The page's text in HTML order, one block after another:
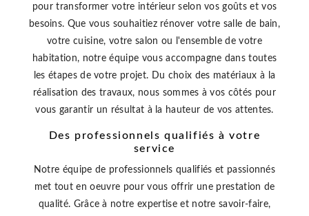
pour transformer votre intérieur selon vos goûts et vos
besoins. Que vous souhaitiez rénover votre salle de bain,
votre cuisine, votre salon ou l'ensemble de votre
habitation, notre équipe vous accompagne dans toutes
les étapes de votre projet. Du choix des matériaux à la
réalisation des travaux, nous sommes à vos côtés pour
vous garantir un résultat à la hauteur de vos attentes.
Des professionnels qualifiés à votre
service
Notre équipe de professionnels qualifiés et passionnés
met tout en oeuvre pour vous offrir une prestation de
qualité. Grâce à notre expertise et notre savoir-faire,